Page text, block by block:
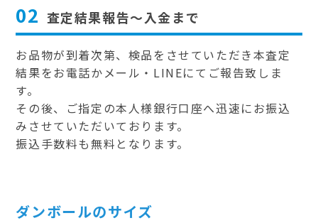
02 査定結果報告～入金まで
お品物が到着次第、検品をさせていただき本査定
結果をお電話かメール・LINEにてご報告致しま
す。
その後、ご指定の本人様銀行口座へ迅速にお振込
みさせていただいております。
振込手数料も無料となります。
ダンボールのサイズ